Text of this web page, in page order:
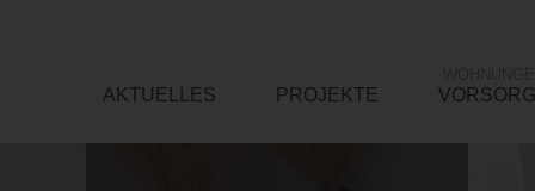
AKTUELLES PROJEKTE